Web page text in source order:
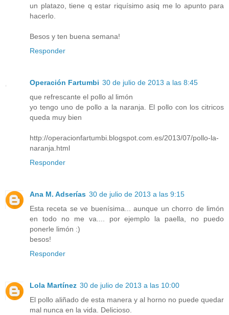
un platazo, tiene q estar riquísimo asiq me lo apunto para
hacerlo.
Besos y ten buena semana!
Responder
Operación Fartumbi 30 de julio de 2013 a las 8:45
que refrescante el pollo al limón
yo tengo uno de pollo a la naranja. El pollo con los citricos
queda muy bien
http://operacionfartumbi.blogspot.com.es/2013/07/pollo-la-
naranja.html
Responder
Ana M. Adserías 30 de julio de 2013 a las 9:15
Esta receta se ve buenísima... aunque un chorro de limón
en todo no me va.... por ejemplo la paella, no puedo
ponerle limón :)
besos!
Responder
Lola Martínez 30 de julio de 2013 a las 10:00
El pollo aliñado de esta manera y al horno no puede quedar
mal nunca en la vida. Delicioso.